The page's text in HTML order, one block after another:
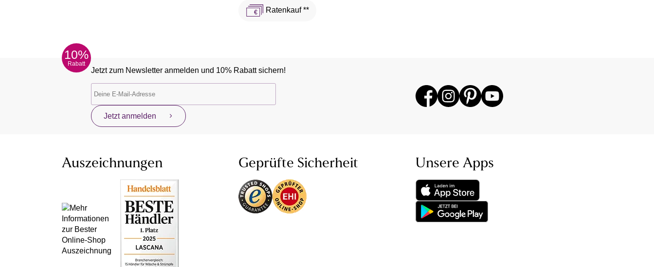
Ratenkauf **
10%
Rabatt
Jetzt zum Newsletter anmelden und 10% Rabatt sichern!
Jetzt anmelden
Auszeichnungen Geprüfte Sicherheit Unsere Apps